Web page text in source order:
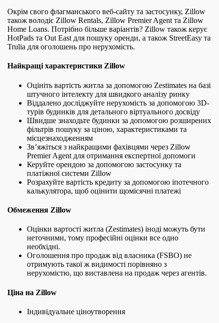
Окрім свого флагманського веб-сайту та застосунку, Zillow
також володіє Zillow Rentals, Zillow Premier Agent та Zillow
Home Loans. Потрібно більше варіантів? Zillow також керує
HotPads та Out East для пошуку оренди, а також StreetEasy та
Trulia для оголошень про нерухомість.
Найкращі характеристики Zillow
Оцініть вартість житла за допомогою Zestimates на базі
штучного інтелекту для швидкого аналізу ринку
Віддалено досліджуйте нерухомість за допомогою 3D-
турів будинків для детального віртуального досвіду
Швидше знаходьте будинки за допомогою розширених
фільтрів пошуку за ціною, характеристиками та
місцезнаходженням
Зв’яжіться з найкращими фахівцями через Zillow
Premier Agent для отримання експертної допомоги
Керуйте орендою за допомогою застосунку та
платіжної системи Zillow
Розрахуйте вартість кредиту за допомогою іпотечного
калькулятора, щоб оцінити щомісячні платежі
Обмеження Zillow
Оцінки вартості житла (Zestimates) іноді можуть бути
неточними, тому професійні оцінки все одно
необхідні.
Оголошення про продаж від власника (FSBO) не
отримують такої ж видимості порівняно з
нерухомістю, що виставлена на продаж через агентів.
Ціна на Zillow
Індивідуальне ціноутворення